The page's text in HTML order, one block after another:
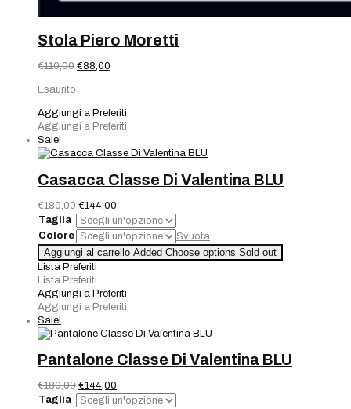
Stola Piero Moretti
€110,00 Il
€110,00.
€88,00
€88,00.
Esaurito
Aggiungi a Preferiti
Aggiungi a Preferiti
Sale!
Casacca Classe Di Valentina BLU
€180,00 Il
prezzo
originale
era:
€180,00.
€144,00
prezzo
attuale
è:
€144,00.
Taglia
Colore
Svuota
Casacca
Classe
Di
Valentina
BLU
quantità
Aggiungi al carrello Added Choose options Sold out
Lista Preferiti
Lista Preferiti
Aggiungi a Preferiti
Aggiungi a Preferiti
Sale!
Pantalone Classe Di Valentina BLU
€180,00 Il
prezzo
€144,00
prezzo
Taglia